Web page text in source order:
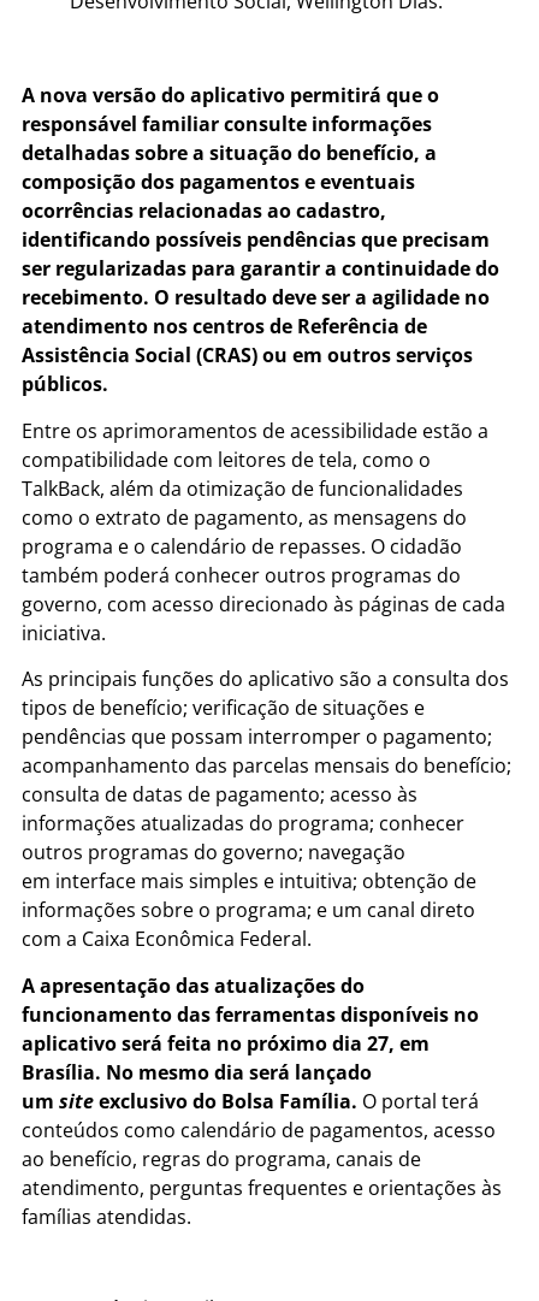
A nova versão do aplicativo permitirá que o
responsável familiar consulte informações
detalhadas sobre a situação do benefício, a
composição dos pagamentos e eventuais
ocorrências relacionadas ao cadastro,
identificando possíveis pendências que precisam
ser regularizadas para garantir a continuidade do
recebimento. O resultado deve ser a agilidade no
atendimento nos centros de Referência de
Assistência Social (CRAS) ou em outros serviços
públicos.
Entre os aprimoramentos de acessibilidade estão a
compatibilidade com leitores de tela, como o
TalkBack, além da otimização de funcionalidades
como o extrato de pagamento, as mensagens do
programa e o calendário de repasses. O cidadão
também poderá conhecer outros programas do
governo, com acesso direcionado às páginas de cada
iniciativa.
As principais funções do aplicativo são a consulta dos
tipos de benefício; verificação de situações e
pendências que possam interromper o pagamento;
acompanhamento das parcelas mensais do benefício;
consulta de datas de pagamento; acesso às
informações atualizadas do programa; conhecer
outros programas do governo; navegação
em interface mais simples e intuitiva; obtenção de
informações sobre o programa; e um canal direto
com a Caixa Econômica Federal.
A apresentação das atualizações do
funcionamento das ferramentas disponíveis no
aplicativo será feita no próximo dia 27, em
Brasília. No mesmo dia será lançado
um siteexclusivo do Bolsa Família. O portal terá
conteúdos como calendário de pagamentos, acesso
ao benefício, regras do programa, canais de
atendimento, perguntas frequentes e orientações às
famílias atendidas.